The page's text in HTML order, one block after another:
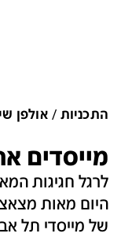
התכניות אולפן
מייסדים
לרגל חגיגות
של מייסדי תל